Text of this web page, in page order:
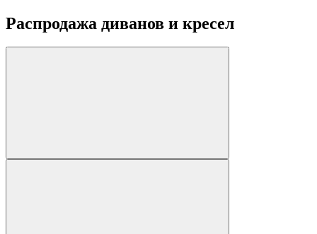
Распродажа диванов и кресел